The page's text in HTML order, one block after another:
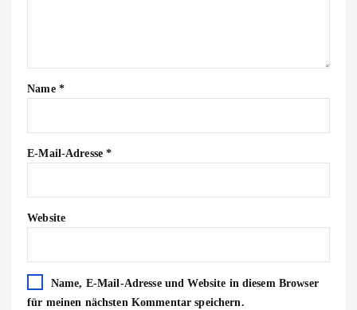
Name *
E-Mail-Adresse*
Website
Name, E-Mail-Adresse und Website in diesem Browser
für meinen nächsten Kommentar speichern.